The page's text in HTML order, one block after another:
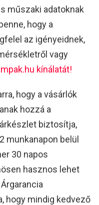
műszaki adatoknak
hogy a
az igényeidnek,
vagy
kínálatát!
hogy a vásárlók
hozzá a
biztosítja,
munkanapon belül
30 napos
hasznos lehet
hogy mindig kedvező